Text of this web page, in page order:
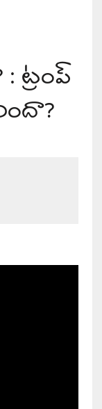
ట్రంప్